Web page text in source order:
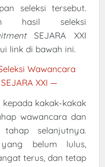
seleksi tersebut.
hasil seleksi
SEJARA XXI
link di bawah ini.
Wawancara
XXI —
kakak-kakak
wawancara dan
selanjutnya.
belum lulus,
terus, dan tetap